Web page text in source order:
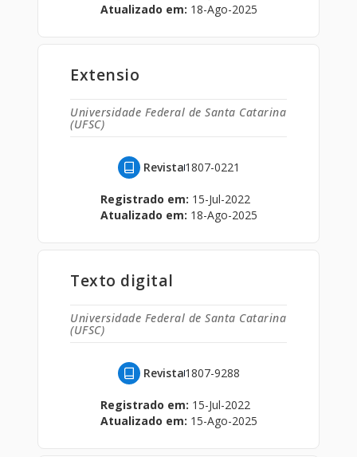
Atualizado em: 18-Ago-2025
Extensio
Universidade Federal de Santa Catarina
(UFSC)
Revista1807-0221
Registrado em: 15-Jul-2022
Atualizado em: 18-Ago-2025
Texto digital
Universidade Federal de Santa Catarina
(UFSC)
Revista1807-9288
Registrado em: 15-Jul-2022
Atualizado em: 15-Ago-2025